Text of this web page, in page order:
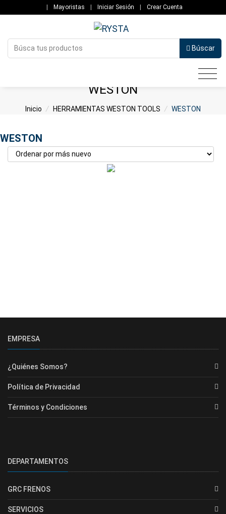
Mayoristas Iniciar Sesión Crear Cuenta
Búscar
WESTON
Inicio / HERRAMIENTAS WESTON TOOLS / WESTON
WESTON
EMPRESA
¿Quiénes Somos?
Política de Privacidad
Términos y Condiciones
DEPARTAMENTOS
GRC FRENOS
SERVICIOS